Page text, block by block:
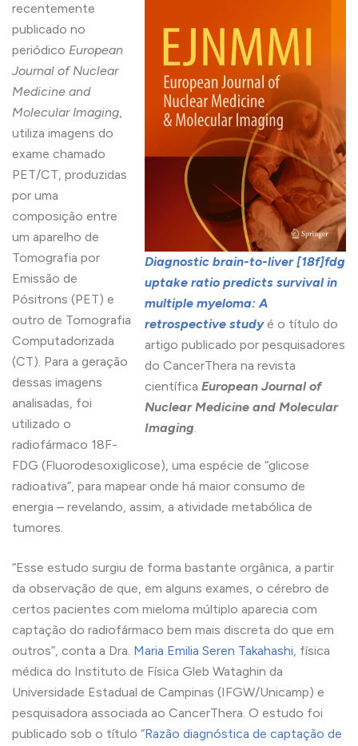
Diagnostic brain-to-liver [18f]fdg
uptake ratio predicts survival in
multiple myeloma: A
retrospective studyé o título do
artigo publicado por pesquisadores
do CancerThera na revista
científica European Journal of
Nuclear Medicine and Molecular
Imaging.
recentemente
publicado no
periódico European
Journal of Nuclear
Medicine and
Molecular Imaging,
utiliza imagens do
exame chamado
PET/CT, produzidas
por uma
composição entre
um aparelho de
Tomografia por
Emissão de
Pósitrons (PET) e
outro de Tomografia
Computadorizada
(CT). Para a geração
dessas imagens
analisadas, foi
utilizado o
radiofármaco 18F-
FDG (Fluorodesoxiglicose), uma espécie de “glicose
radioativa”, para mapear onde há maior consumo de
energia – revelando, assim, a atividade metabólica de
tumores.
“Esse estudo surgiu de forma bastante orgânica, a partir
da observação de que, em alguns exames, o cérebro de
certos pacientes com mieloma múltiplo aparecia com
captação do radiofármaco bem mais discreta do que em
outros”, conta a Dra. Maria Emilia Seren Takahashi, física
médica do Instituto de Física Gleb Wataghin da
Universidade Estadual de Campinas (IFGW/Unicamp) e
pesquisadora associada ao CancerThera. O estudo foi
publicado sob o título “Razão diagnóstica de captação de